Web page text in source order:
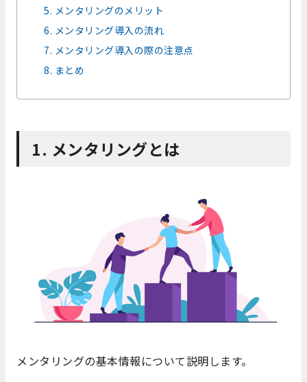
5. メンタリングのメリット
6. メンタリング導入の流れ
7. メンタリング導入の際の注意点
8. まとめ
1. メンタリングとは
メンタリングの基本情報について説明します。